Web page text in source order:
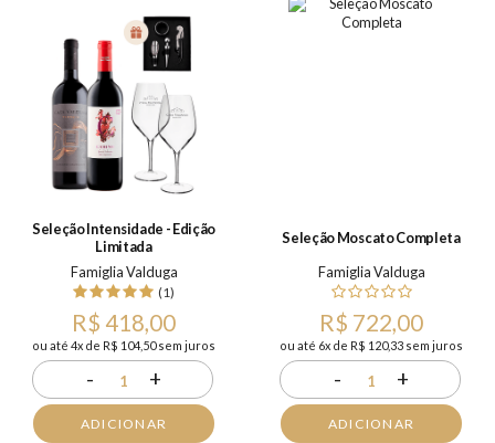
Seleção Intensidade - Edição
Limitada
Famiglia Valduga
(1)
R$ 418,00
ou até 4x de R$ 104,50 sem juros
- 1 +
ADICIONAR
Seleção Moscato Completa
Famiglia Valduga
R$ 722,00
ou até 6x de R$ 120,33 sem juros
- 1 +
ADICIONAR